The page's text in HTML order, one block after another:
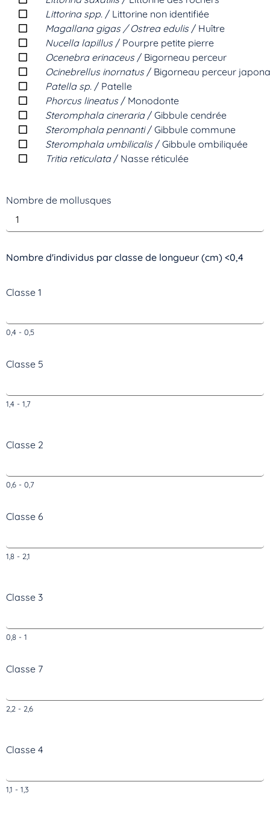
Littorina spp. / Littorine non identifiée
Magallana gigas / Ostrea edulis/ Huître
Nucella lapillus/ Pourpre petite pierre
Ocenebra erinaceus/ Bigorneau perceur
Ocinebrellus inornatus/ Bigorneau perceur
Patella sp. / Patelle
Phorcus lineatus/ Monodonte
Steromphala cineraria/ Gibbule cendrée
Steromphala pennanti/ Gibbule commune
Steromphala umbilicalis/ Gibbule ombiliquée
Tritia reticulata/ Nasse réticulée
Nombre de mollusques
Nombre d'individus par classe de longueur (cm) <0,4
Classe 1
0,4 - 0,5
Classe 5
1,4 - 1,7
Classe 2
0,6 - 0,7
Classe 6
1,8 - 2,1
Classe 3
0,8 - 1
Classe 7
2,2 - 2,6
Classe 4
1,1 - 1,3